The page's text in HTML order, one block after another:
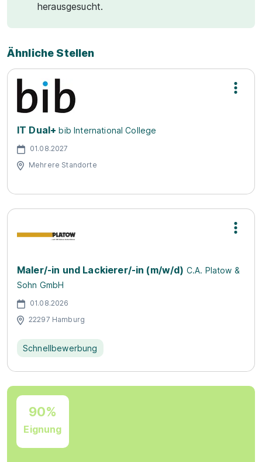
herausgesucht.
Ähnliche Stellen
IT Dual+ bib International College
01.08.2027
Mehrere Standorte
Maler/-in und Lackierer/-in (m/w/d) C.A. Platow &
Sohn GmbH
01.08.2026
22297 Hamburg
Schnellbewerbung
90%
Eignung